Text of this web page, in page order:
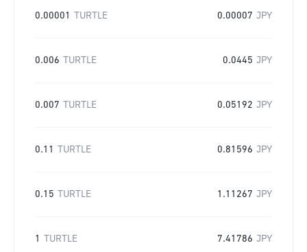
0.00001 TURTLE 0.00007 JPY
0.006 TURTLE 0.0445 JPY
0.007 TURTLE 0.05192 JPY
0.11 TURTLE 0.81596 JPY
0.15 TURTLE 1.11267 JPY
1 TURTLE 7.41786 JPY